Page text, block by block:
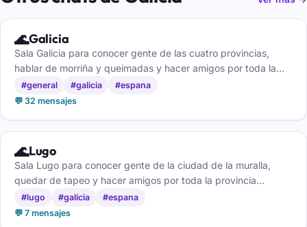
🌊Galicia
Sala Galicia para conocer gente de las cuatro provincias,
hablar de morriña y queimadas y hacer amigos por toda la
terra.
#general #galicia
#espana
💬 32 mensajes
🌊Lugo
Sala Lugo para conocer gente de la ciudad de la muralla,
quedar de tapeo y hacer amigos por toda la provincia
lucense.
#lugo #galicia
#espana
💬 7 mensajes